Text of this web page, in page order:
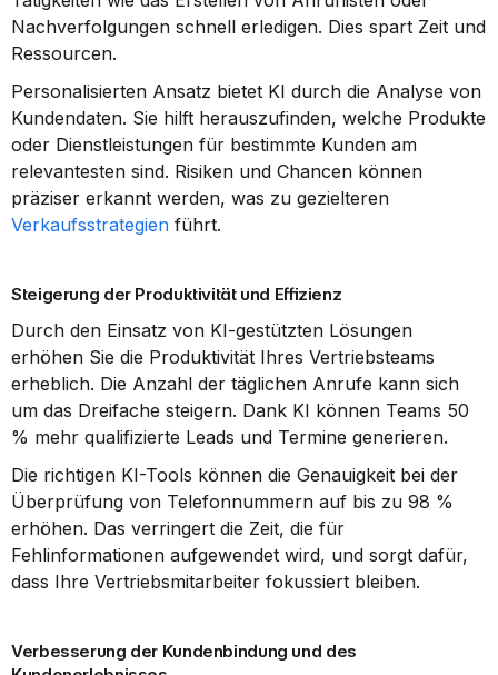
Nachverfolgungen schnell erledigen. Dies spart Zeit und
Ressourcen.
Personalisierten Ansatz bietet KI durch die Analyse von
Kundendaten. Sie hilft herauszufinden, welche Produkte
oder Dienstleistungen für bestimmte Kunden am
relevantesten sind. Risiken und Chancen können
Verkaufsstrategien führt.
Steigerung der Produktivität und Effizienz
Durch den Einsatz von KI-gestützten Lösungen
erhöhen Sie die Produktivität Ihres Vertriebsteams
erheblich. Die Anzahl der täglichen Anrufe kann sich
um das Dreifache steigern. Dank KI können Teams 50
% mehr qualifizierte Leads und Termine generieren.
Die richtigen KI-Tools können die Genauigkeit bei der
Überprüfung von Telefonnummern auf bis zu 98 %
erhöhen. Das verringert die Zeit, die für
Fehlinformationen aufgewendet wird, und sorgt dafür,
dass Ihre Vertriebsmitarbeiter fokussiert bleiben.
Verbesserung der Kundenbindung und des